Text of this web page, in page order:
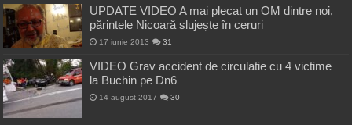
UPDATE VIDEO A mai plecat un OM dintre noi,
părintele Nicoară slujește în ceruri
17 iunie 2013 31
VIDEO Grav accident de circulatie cu 4 victime
la Buchin pe Dn6
14 august 2017 30